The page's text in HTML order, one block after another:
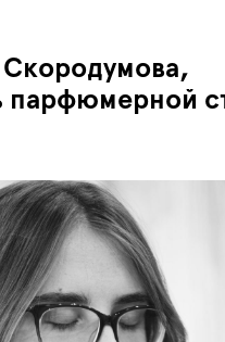
парфюмерной